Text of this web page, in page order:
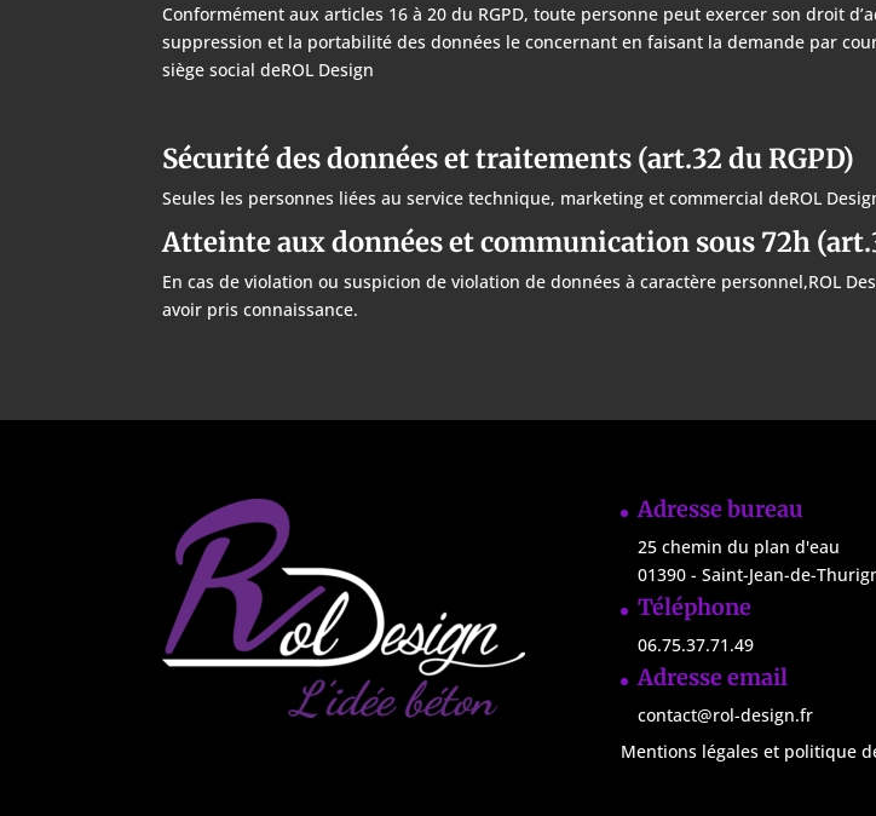
Conformément aux articles 16 à 20 du RGPD, toute personne peut exercer son droit
suppression et la portabilité des données le concernant en faisant la demande par
siège social deROL Design
Sécurité des données et traitements (art.32 du RGPD)
Seules les personnes liées au service technique, marketing et commercial deROL
Atteinte aux données et communication sous 72h
En cas de violation ou suspicion de violation de données à caractère personnel,ROL
avoir pris connaissance.
Adresse bureau
25 chemin du plan d'eau
01390 - Saint-Jean-de-
Téléphone
06.75.37.71.49
Adresse email
contact@rol-design.fr
Mentions légales et politique